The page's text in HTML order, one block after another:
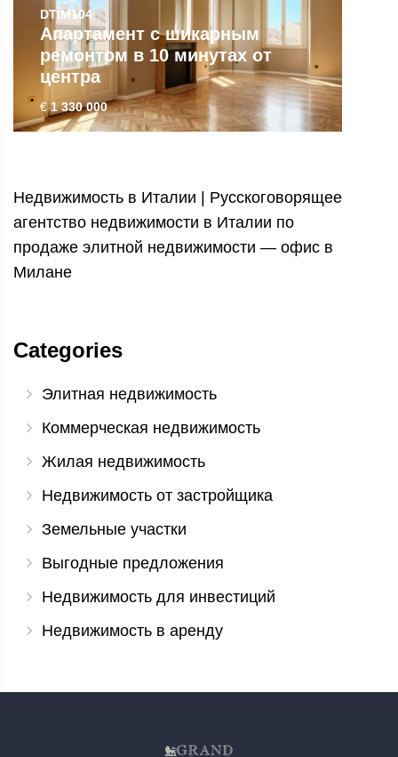
DTIM104
Апартамент с шикарным
ремонтом в 10 минутах от
центра
€1 330 000
Недвижимость в Италии | Русскоговорящее
агентство недвижимости в Италии по
продаже элитной недвижимости — офис в
Милане
Categories
Элитная недвижимость
Коммерческая недвижимость
Жилая недвижимость
Недвижимость от застройщика
Земельные участки
Выгодные предложения
Недвижимость для инвестиций
Недвижимость в аренду